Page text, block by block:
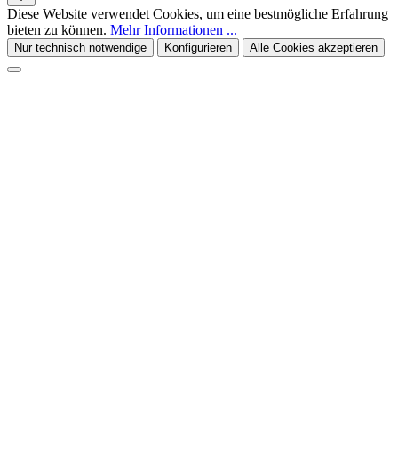
Diese Website verwendet Cookies, um eine bestmögliche Erfahrung
bieten zu können. Mehr Informationen ...
Nur technisch notwendige Konfigurieren Alle Cookies akzeptieren